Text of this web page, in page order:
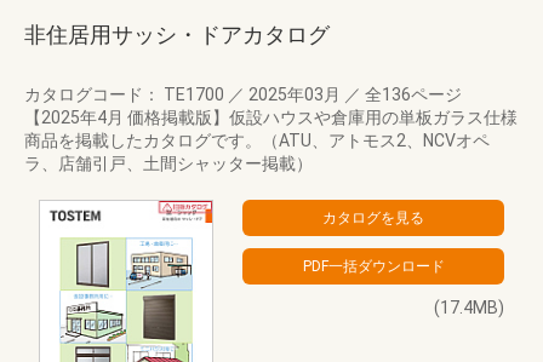
非住居用サッシ・ドアカタログ
カタログコード： TE1700 ／ 2025年03月 ／ 全136ページ
【2025年4月 価格掲載版】仮設ハウスや倉庫用の単板ガラス仕様
商品を掲載したカタログです。（ATU、アトモス2、NCVオペ
ラ、店舗引戸、土間シャッター掲載）
(17.4MB)